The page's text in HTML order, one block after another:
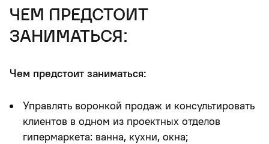
чем предстоит
заниматься:
Чем предстоит заниматься:
Управлять воронкой продаж и консультировать
клиентов в одном из проектных отделов
гипермаркета: ванна, кухни, окна;